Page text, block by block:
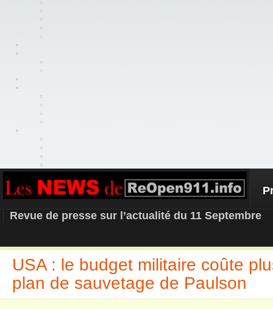
REOPEN911 – NEWS
Revue de presse sur l’actualité du 11 Septembre
USA : le budget militaire coûte
plan de sauvetage de Paulson